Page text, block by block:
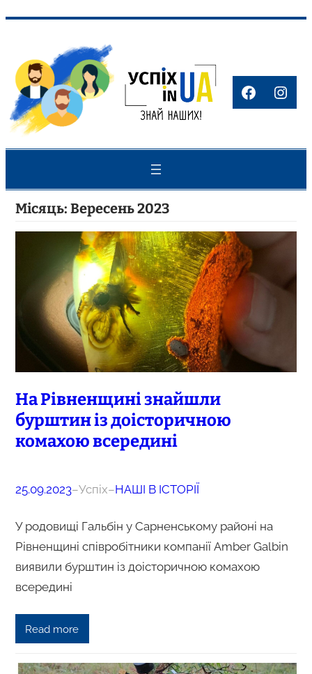
вмісту
Місяць: Вересень 2023
На Рівненщині знайшли
бурштин із доісторичною
комахою всередині
25.09.2023–Успіх–НАШІ В ІСТОРІЇ
У родовищі Гальбін у Сарненському районі на
Рівненщині співробітники компанії Amber Galbin
виявили бурштин із доісторичною комахою
всередині
Read more